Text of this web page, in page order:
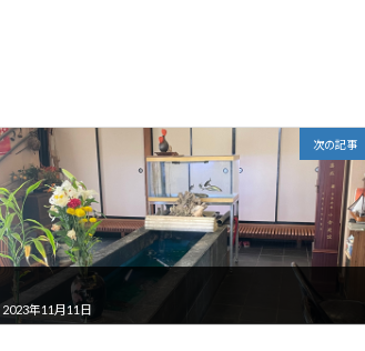
次の記事
2023年11月11日